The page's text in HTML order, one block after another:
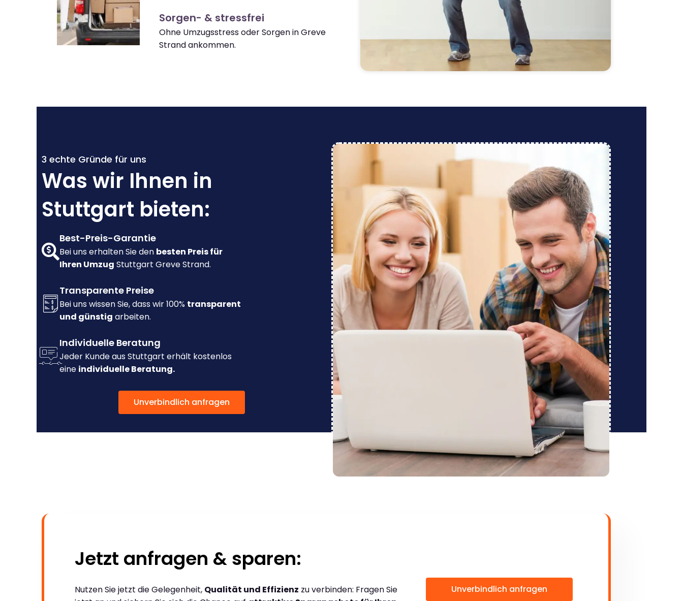
Sorgen- & stressfrei
Ohne Umzugsstress oder Sorgen in Greve
Strand ankommen.
3 echte Gründe für uns
Was wir Ihnen in
Stuttgart bieten:
Best-Preis-Garantie
Bei uns erhalten Sie den besten Preis für
Ihren Umzug Stuttgart Greve Strand.
Transparente Preise
Bei uns wissen Sie, dass wir 100% transparent
und günstig arbeiten.
Individuelle Beratung
Jeder Kunde aus Stuttgart erhält kostenlos
eine individuelle Beratung.
Unverbindlich anfragen
Jetzt anfragen & sparen:
Nutzen Sie jetzt die Gelegenheit, Qualität und Effizienz zu verbinden: Fragen Sie
Unverbindlich anfragen